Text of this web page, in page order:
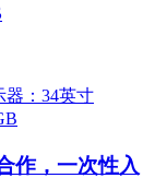
作，一次性入